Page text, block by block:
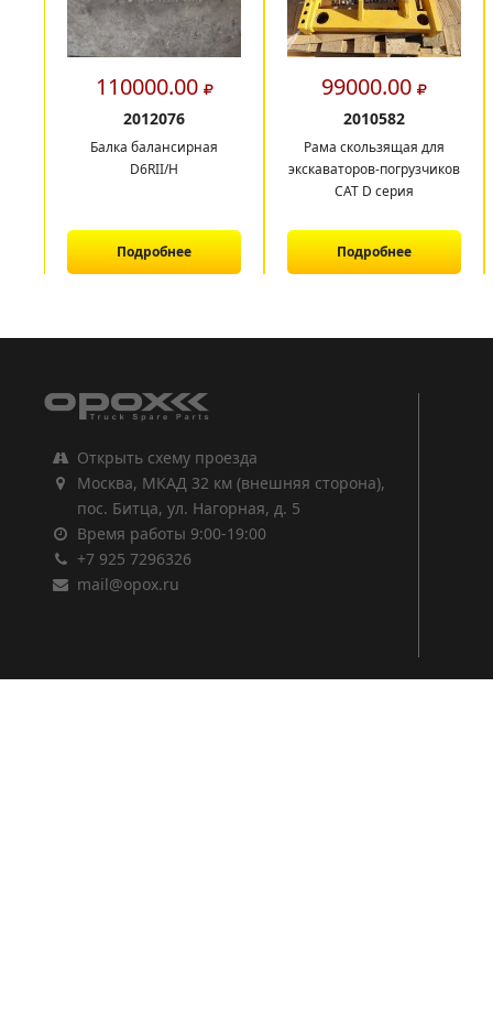
110000.00
2012076
Балка балансирная
D6RII/H
Подробнее
99000.00
2010582
Рама скользящая для
экскаваторов-погрузчиков
CAT D серия
Подробнее
Открыть схему проезда
Москва, МКАД 32 км (внешняя сторона),
пос. Битца, ул. Нагорная, д. 5
Время работы 9:00-19:00
+7 925 7296326
mail@opox.ru